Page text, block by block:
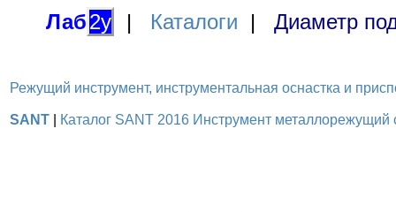
Лаб2у | Каталоги | Диаметр
Режущий инструмент, инструментальная оснастка и
SANT Каталог SANT 2016 Инструмент